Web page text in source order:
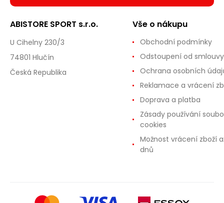
ABISTORE SPORT s.r.o.
U Cihelny 230/3
74801 Hlučín
Česká Republika
Vše o nákupu
Obchodní podmínky
Odstoupení od smlouvy
Ochrana osobních
Reklamace a vrácení
Doprava a platba
Zásady používání
cookies
Možnost vrácení zboží
dnů